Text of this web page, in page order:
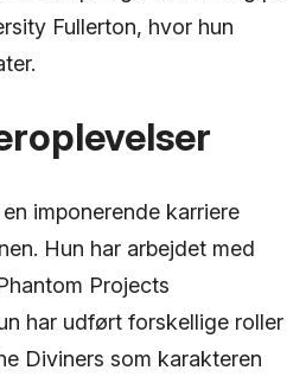
Fullerton, hvor hun
imponerende karriere
Hun har arbejdet med
Projects
har udført forskellige roller
Diviners som karakteren